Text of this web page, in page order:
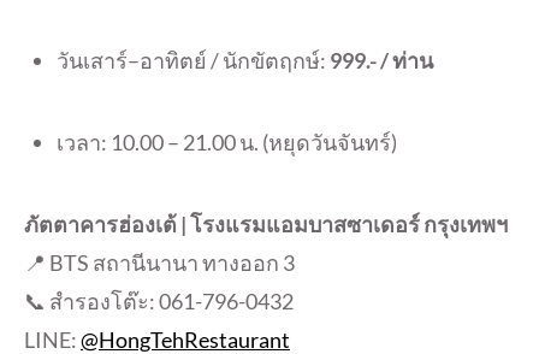
วันเสาร์–อาทิตย์ / นักขัตฤกษ์: 999.- / ท่าน
เวลา: 10.00 – 21.00 น. (หยุดวันจันทร์)
ภัตตาคารฮ่องเต้ | โรงแรมแอมบาสซาเดอร์ กรุงเทพฯ
📍 BTS สถานีนานา ทางออก 3
📞 สำรองโต๊ะ: 061-796-0432
LINE:@HongTehRestaurant